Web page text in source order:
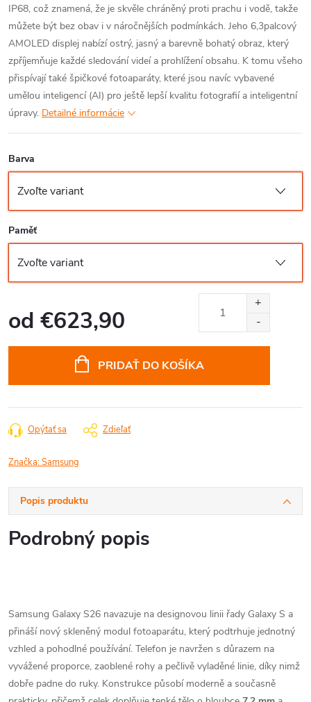
IP68, což znamená, že je skvěle chráněný proti prachu i vodě, takže
můžete být bez obav i v náročnějších podmínkách. Jeho 6,3palcový
AMOLED displej nabízí ostrý, jasný a barevně bohatý obraz, který
zpříjemňuje každé sledování videí a prohlížení obsahu. K tomu všeho
přispívají také špičkové fotoaparáty, které jsou navíc vybavené
umělou inteligencí (AI) pro ještě lepší kvalitu fotografií a inteligentní
úpravy. Detailné informácie
Barva
Paměť
od €623,90
PRIDAŤ DO KOŠÍKA
Opýtať sa Zdieľať
Značka:Samsung
Popis produktu
Podrobný popis
Samsung Galaxy S26 navazuje na designovou linii řady Galaxy S a
přináší nový skleněný modul fotoaparátu, který podtrhuje jednotný
vzhled a pohodlné používání. Telefon je navržen s důrazem na
vyvážené proporce, zaoblené rohy a pečlivě vyladěné linie, díky nimž
dobře padne do ruky. Konstrukce působí moderně a současně